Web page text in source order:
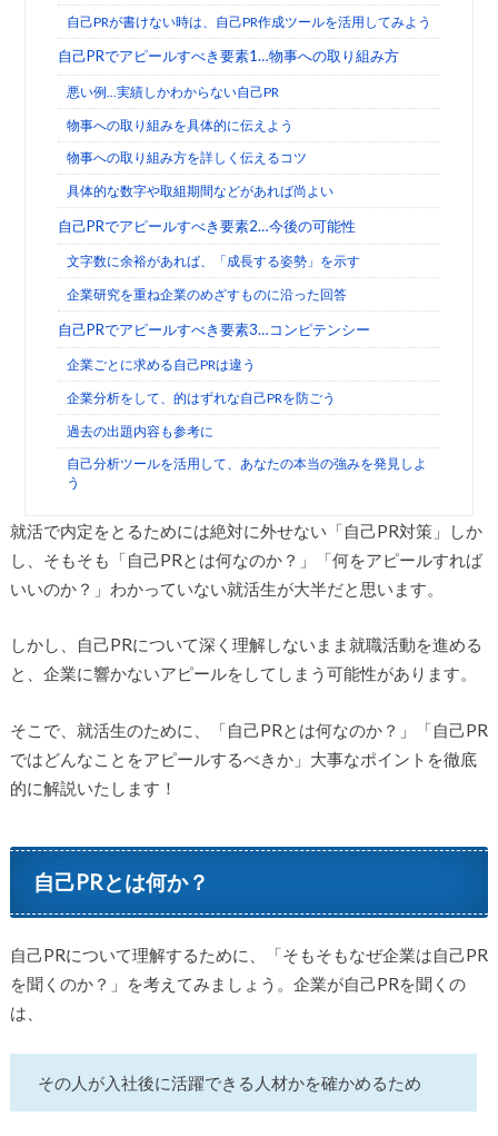
自己PRが書けない時は、自己PR作成ツールを活用してみよう
自己PRでアピールすべき要素1…物事への取り組み方
悪い例…実績しかわからない自己PR
物事への取り組みを具体的に伝えよう
物事への取り組み方を詳しく伝えるコツ
具体的な数字や取組期間などがあれば尚よい
自己PRでアピールすべき要素2…今後の可能性
文字数に余裕があれば、「成長する姿勢」を示す
企業研究を重ね企業のめざすものに沿った回答
自己PRでアピールすべき要素3…コンピテンシー
企業ごとに求める自己PRは違う
企業分析をして、的はずれな自己PRを防ごう
過去の出題内容も参考に
自己分析ツールを活用して、あなたの本当の強みを発見しよ
う
就活で内定をとるためには絶対に外せない「自己PR対策」しか
し、そもそも「自己PRとは何なのか？」「何をアピールすれば
いいのか？」わかっていない就活生が大半だと思います。
しかし、自己PRについて深く理解しないまま就職活動を進める
と、企業に響かないアピールをしてしまう可能性があります。
そこで、就活生のために、「自己PRとは何なのか？」「自己PR
ではどんなことをアピールするべきか」大事なポイントを徹底
的に解説いたします！
自己PRとは何か？
自己PRについて理解するために、「そもそもなぜ企業は自己PR
を聞くのか？」を考えてみましょう。企業が自己PRを聞くの
は、
その人が入社後に活躍できる人材かを確かめるため